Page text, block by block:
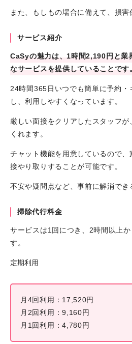
また、もしもの場合に備えて、損害
サービス紹介
CaSyの魅力は、1時間2,190円と業
なサービスを提供していることです
24時間365日いつでも簡単に予約・
し、利用しやすくなっています。
厳しい面接をクリアしたスタッフ
くれます。
チャット機能を用意しているので
接やり取りすることが可能です。
不安や疑問点など、事前に解消でき
掃除代行料金
サービスは1回につき、2時間以上
す。
定期利用
月4回利用：17,520円
月2回利用：9,160円
月1回利用：4,780円